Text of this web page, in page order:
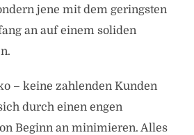
jene mit dem geringsten
an auf einem soliden
– keine zahlenden Kunden
durch einen engen
Beginn an minimieren. Alles